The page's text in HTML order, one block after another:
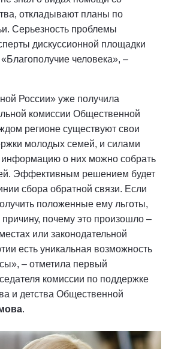
откладывают планы по
Серьезность проблемы
дискуссионной площадки
человека», –
России» уже получила
комиссии Общественной
регионе существуют свои
молодых семей, и силами
о них можно собрать
Эффективным решением будет
сбора обратной связи. Если
положенные ему льготы,
причину, почему это произошло –
или законодательной
есть уникальная возможность
– отметила первый
комиссии по поддержке
и детства Общественной
.